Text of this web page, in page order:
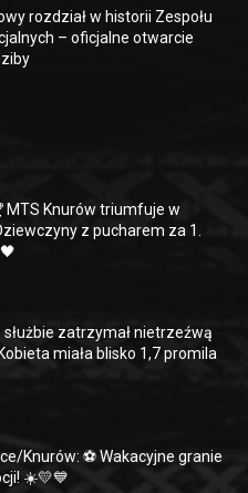
rozdział w historii Zespołu
– oficjalne otwarcie
MTS Knurów triumfuje w
z pucharem za 1.
służbie zatrzymał nietrzeźwą
miała blisko 1,7 promila
Knurów: ⚽️ Wakacyjne granie
☀️💛💙